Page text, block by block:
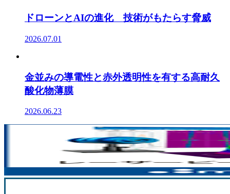
ドローンとAIの進化 技術がもたらす脅威
2026.07.01
金並みの導電性と赤外透明性を有する高耐久
酸化物薄膜
2026.06.23